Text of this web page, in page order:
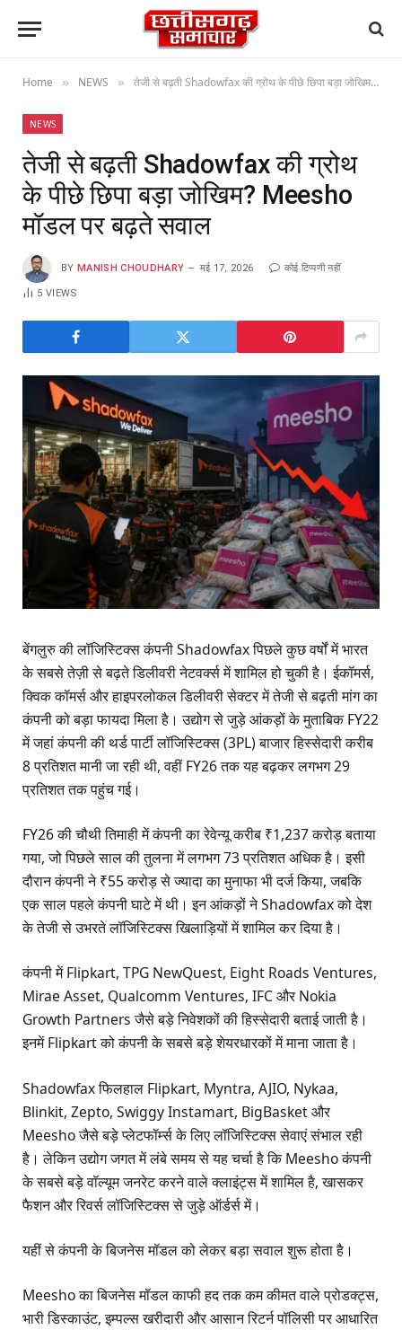
Home » NEWS » तेजी से बढ़ती Shadowfax की ग्रोथ के पीछे छिपा बड़ा जोखिम? Meesho मॉडल पर बढ़ते सवाल
NEWS
तेजी से बढ़ती Shadowfax की ग्रोथ
के पीछे छिपा बड़ा जोखिम? Meesho
मॉडल पर बढ़ते सवाल
BY MANISH CHOUDHARY मई 17, 2026 कोई टिप्पणी नहीं
5VIEWS
बेंगलुरु की लॉजिस्टिक्स कंपनी Shadowfax पिछले कुछ वर्षों में भारत
के सबसे तेज़ी से बढ़ते डिलीवरी नेटवर्क्स में शामिल हो चुकी है। ईकॉमर्स,
क्विक कॉमर्स और हाइपरलोकल डिलीवरी सेक्टर में तेजी से बढ़ती मांग का
कंपनी को बड़ा फायदा मिला है। उद्योग से जुड़े आंकड़ों के मुताबिक FY22
में जहां कंपनी की थर्ड पार्टी लॉजिस्टिक्स (3PL) बाजार हिस्सेदारी करीब
8 प्रतिशत मानी जा रही थी, वहीं FY26 तक यह बढ़कर लगभग 29
प्रतिशत तक पहुंच गई।
FY26 की चौथी तिमाही में कंपनी का रेवेन्यू करीब ₹1,237 करोड़ बताया
गया, जो पिछले साल की तुलना में लगभग 73 प्रतिशत अधिक है। इसी
दौरान कंपनी ने ₹55 करोड़ से ज्यादा का मुनाफा भी दर्ज किया, जबकि
एक साल पहले कंपनी घाटे में थी। इन आंकड़ों ने Shadowfax को देश
के तेजी से उभरते लॉजिस्टिक्स खिलाड़ियों में शामिल कर दिया है।
कंपनी में Flipkart, TPG NewQuest, Eight Roads Ventures,
Mirae Asset, Qualcomm Ventures, IFC और Nokia
Growth Partners जैसे बड़े निवेशकों की हिस्सेदारी बताई जाती है।
इनमें Flipkart को कंपनी के सबसे बड़े शेयरधारकों में माना जाता है।
Shadowfax फिलहाल Flipkart, Myntra, AJIO, Nykaa,
Blinkit, Zepto, Swiggy Instamart, BigBasket और
Meesho जैसे बड़े प्लेटफॉर्म्स के लिए लॉजिस्टिक्स सेवाएं संभाल रही
है। लेकिन उद्योग जगत में लंबे समय से यह चर्चा है कि Meesho कंपनी
के सबसे बड़े वॉल्यूम जनरेट करने वाले क्लाइंट्स में शामिल है, खासकर
फैशन और रिवर्स लॉजिस्टिक्स से जुड़े ऑर्डर्स में।
यहीं से कंपनी के बिजनेस मॉडल को लेकर बड़ा सवाल शुरू होता है।
Meesho का बिजनेस मॉडल काफी हद तक कम कीमत वाले प्रोडक्ट्स,
भारी डिस्काउंट, इम्पल्स खरीदारी और आसान रिटर्न पॉलिसी पर आधारित